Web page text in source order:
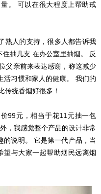
。 可以在很大程度上帮助戒
熟人的支持，很多人都告诉我
抽几支 在办公室里抽烟。 反
父亲前来表达感谢，称这减少
活习惯和家人的健康。 我们的
传统香烟好很多！
99元，相当于花11元抽一包
，我感觉整个产品的设计非常
的说明。 它是第一代产品，当
望与大家一起帮助烟民远离烟